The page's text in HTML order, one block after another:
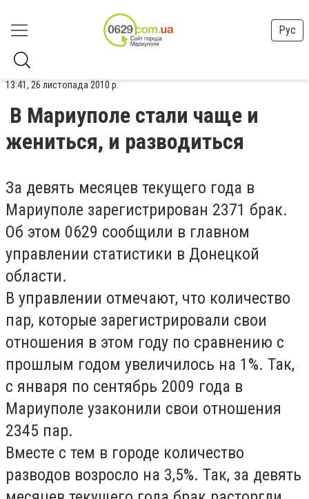
Рус
13:41, 26 листопада 2010 р.
В Мариуполе стали чаще и
жениться, и разводиться
За девять месяцев текущего года в
Мариуполе зарегистрирован 2371 брак.
Об этом 0629 сообщили в главном
управлении статистики в Донецкой
области.
В управлении отмечают, что количество
пар, которые зарегистрировали свои
отношения в этом году по сравнению с
прошлым годом увеличилось на 1%. Так,
с января по сентябрь 2009 года в
Мариуполе узаконили свои отношения
2345 пар.
Вместе с тем в городе количество
разводов возросло на 3,5%. Так, за девять